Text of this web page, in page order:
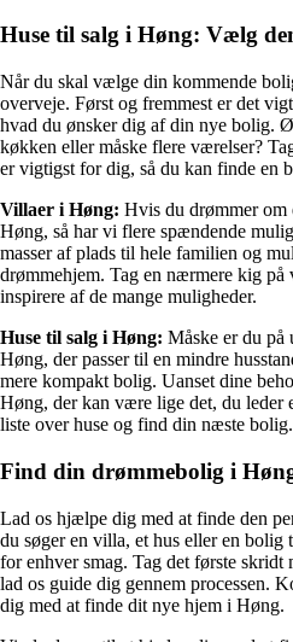
Huse til salg i Høng: Vælg
Når du skal vælge din kommende
overveje. Først og fremmest er det
hvad du ønsker dig af din nye bolig.
køkken eller måske flere værelser?
er vigtigst for dig, så du kan finde en
Villaer i Høng: Hvis du drømmer
Høng, så har vi flere spændende
masser af plads til hele familien og
drømmehjem. Tag en nærmere kig
inspirere af de mange muligheder.
Huse til salg i Høng: Måske er du på
Høng, der passer til en mindre
mere kompakt bolig. Uanset dine
Høng, der kan være lige det, du leder
liste over huse og find din næste bolig.
Find din drømmebolig i
Lad os hjælpe dig med at finde den
du søger en villa, et hus eller en
for enhver smag. Tag det første
lad os guide dig gennem processen.
dig med at finde dit nye hjem i Høng.